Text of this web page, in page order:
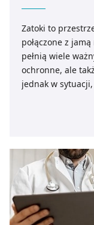
Zatoki to
połączone z
pełnią wiele
ochronne, ale
jednak w